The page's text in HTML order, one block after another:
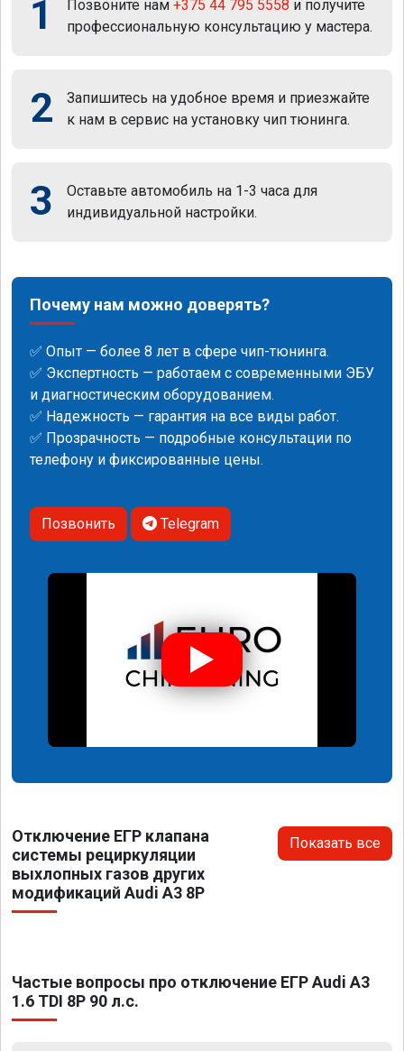
1 Позвоните нам +375 44 795 5558 и получите
профессиональную консультацию у мастера.
2
Запишитесь на удобное время и приезжайте
к нам в сервис на установку чип тюнинга.
3
Оставьте автомобиль на 1-3 часа для
индивидуальной настройки.
Почему нам можно доверять?
✅ Опыт — более 8 лет в сфере чип-тюнинга.
✅ Экспертность — работаем с современными ЭБУ
и диагностическим оборудованием.
✅ Надежность — гарантия на все виды работ.
✅ Прозрачность — подробные консультации по
телефону и фиксированные цены.
Позвонить Telegram
Отключение ЕГР клапана
системы рециркуляции
выхлопных газов других
модификаций Audi A3 8P
Показать все
Частые вопросы про отключение ЕГР Audi A3
1.6 TDI 8P 90 л.с.